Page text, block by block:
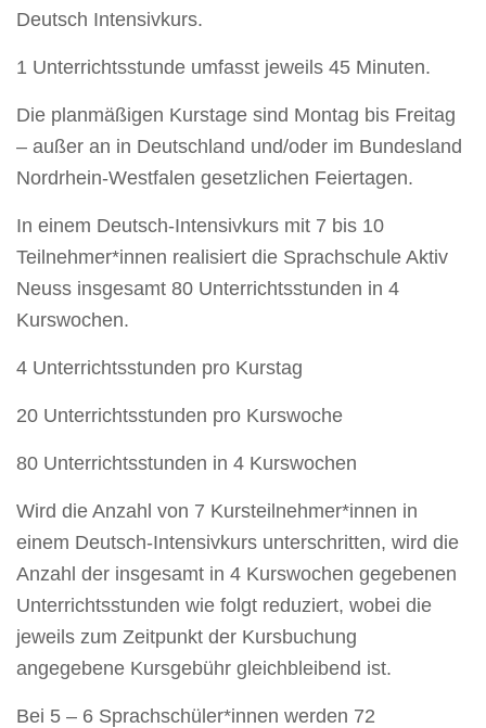
Deutsch Intensivkurs.
1 Unterrichtsstunde umfasst jeweils 45 Minuten.
Die planmäßigen Kurstage sind Montag bis Freitag
– außer an in Deutschland und/oder im Bundesland
Nordrhein-Westfalen gesetzlichen Feiertagen.
In einem Deutsch-Intensivkurs mit 7 bis 10
Teilnehmer*innen realisiert die Sprachschule Aktiv
Neuss insgesamt 80 Unterrichtsstunden in 4
Kurswochen.
4 Unterrichtsstunden pro Kurstag
20 Unterrichtsstunden pro Kurswoche
80 Unterrichtsstunden in 4 Kurswochen
Wird die Anzahl von 7 Kursteilnehmer*innen in
einem Deutsch-Intensivkurs unterschritten, wird die
Anzahl der insgesamt in 4 Kurswochen gegebenen
Unterrichtsstunden wie folgt reduziert, wobei die
jeweils zum Zeitpunkt der Kursbuchung
angegebene Kursgebühr gleichbleibend ist.
Bei 5 – 6 Sprachschüler*innen werden 72